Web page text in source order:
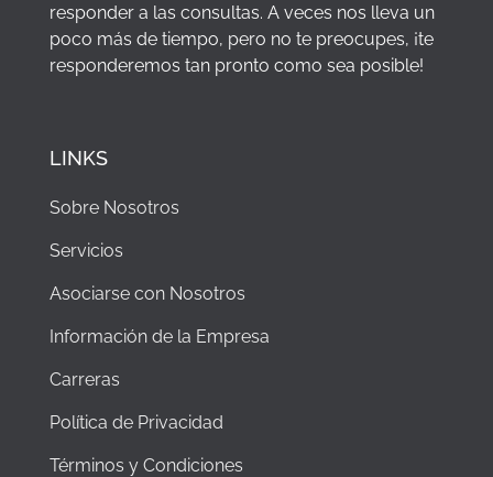
responder a las consultas. A veces nos lleva un
poco más de tiempo, pero no te preocupes, ¡te
responderemos tan pronto como sea posible!
LINKS
Sobre Nosotros
Servicios
Asociarse con Nosotros
Información de la Empresa
Carreras
Política de Privacidad
Términos y Condiciones